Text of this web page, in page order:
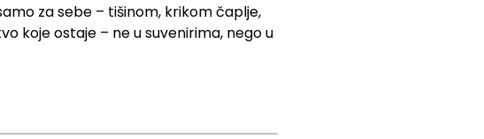
za sebe – tišinom, krikom čaplje,
koje ostaje – ne u suvenirima, nego u